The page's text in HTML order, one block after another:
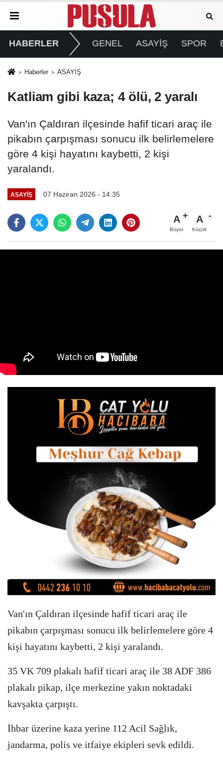
HABERLER GENEL ASAYİŞ SPOR
Haberler ASAYİŞ
Katliam gibi kaza; 4 ölü, 2 yaralı
Van'ın Çaldıran ilçesinde hafif ticari araç ile
pikabın çarpışması sonucu ilk belirlemelere
göre 4 kişi hayatını kaybetti, 2 kişi
yaralandı.
ASAYİŞ 07 Haziran 2026 - 14:35
A
Büyüt
A
Küçült
Van'ın Çaldıran ilçesinde hafif ticari araç ile
pikabın çarpışması sonucu ilk belirlemelere göre 4
kişi hayatını kaybetti, 2 kişi yaralandı.
35 VK 709 plakalı hafif ticari araç ile 38 ADF 386
plakalı pikap, ilçe merkezine yakın noktadaki
kavşakta çarpıştı.
İhbar üzerine kaza yerine 112 Acil Sağlık,
jandarma, polis ve itfaiye ekipleri sevk edildi.